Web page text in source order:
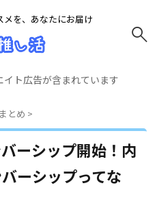
を、あなたにお届け
ト広告が含まれています
とめ >
ーシップ開始！内
ーシップってな